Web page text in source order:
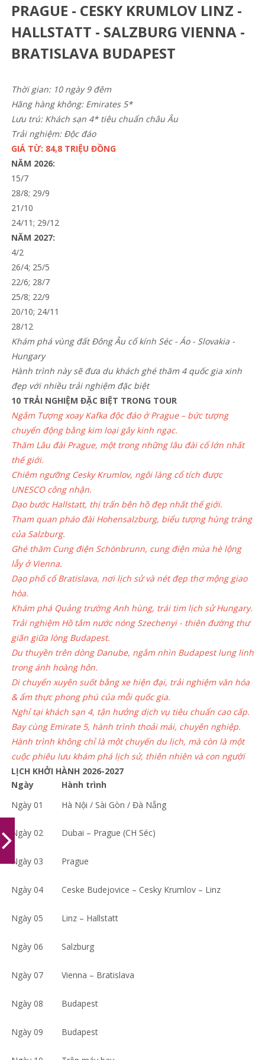
PRAGUE - CESKY KRUMLOV LINZ -
HALLSTATT - SALZBURG VIENNA -
BRATISLAVA BUDAPEST
Thời gian: 10 ngày 9 đêm
Hãng hàng không: Emirates 5*
Lưu trú: Khách sạn 4* tiêu chuẩn châu Âu
Trải nghiệm: Độc đáo
GIÁ TỪ: 84,8 TRIỆU ĐỒNG
NĂM 2026:
15/7
28/8; 29/9
21/10
24/11; 29/12
NĂM 2027:
4/2
26/4; 25/5
22/6; 28/7
25/8; 22/9
20/10; 24/11
28/12
Khám phá vùng đất Đông Âu cổ kính Séc - Áo - Slovakia -
Hungary
Hành trình này sẽ đưa du khách ghé thăm 4 quốc gia xinh
đẹp với nhiều trải nghiệm đặc biệt
10 TRẢI NGHIỆM ĐẶC BIỆT TRONG TOUR
Ngắm Tượng xoay Kafka độc đáo ở Prague – bức tượng
chuyển động bằng kim loại gây kinh ngạc.
Thăm Lâu đài Prague, một trong những lâu đài cổ lớn nhất
thế giới.
Chiêm ngưỡng Cesky Krumlov, ngôi làng cổ tích được
UNESCO công nhận.
Dạo bước Hallstatt, thị trấn bên hồ đẹp nhất thế giới.
Tham quan pháo đài Hohensalzburg, biểu tượng hùng tráng
của Salzburg.
Ghé thăm Cung điện Schönbrunn, cung điện mùa hè lộng
lẫy ở Vienna.
Dạo phố cổ Bratislava, nơi lịch sử và nét đẹp thơ mộng giao
hòa.
Khám phá Quảng trường Anh hùng, trái tim lịch sử Hungary.
Trải nghiệm Hồ tắm nước nóng Szechenyi - thiên đường thư
giãn giữa lòng Budapest.
Du thuyền trên dòng Danube, ngắm nhìn Budapest lung linh
trong ánh hoàng hôn.
Di chuyển xuyên suốt bằng xe hiện đại, trải nghiệm văn hóa
& ẩm thực phong phú của mỗi quốc gia.
Nghỉ tại khách sạn 4, tận hưởng dịch vụ tiêu chuẩn cao cấp.
Bay cùng Emirate 5, hành trình thoải mái, chuyên nghiệp.
Hành trình không chỉ là một chuyến du lịch, mà còn là một
cuộc phiêu lưu khám phá lịch sử, thiên nhiên và con người
LỊCH KHỞI HÀNH 2026-2027
Ngày
Hành trình
Ngày 01
Hà Nội / Sài Gòn / Đà Nẵng
Ngày 02 Dubai – Prague (CH Séc)
Ngày 03 Prague
Ngày 04 Ceske Budejovice – Cesky Krumlov – Linz
Ngày 05 Linz – Hallstatt
Ngày 06 Salzburg
Ngày 07 Vienna – Bratislava
Ngày 08 Budapest
Ngày 09 Budapest